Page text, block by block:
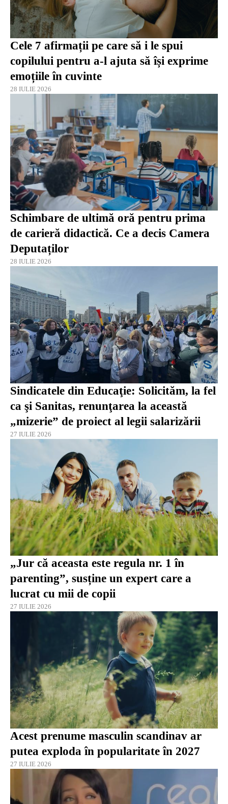
Cele 7 afirmații pe care să i le spui
copilului pentru a-l ajuta să își exprime
emoțiile în cuvinte
28 IULIE 2026
Schimbare de ultimă oră pentru prima
de carieră didactică. Ce a decis Camera
Deputaților
28 IULIE 2026
Sindicatele din Educaţie: Solicităm, la fel
ca şi Sanitas, renunţarea la această
„mizerie” de proiect al legii salarizării
27 IULIE 2026
„Jur că aceasta este regula nr. 1 în
parenting”, susține un expert care a
lucrat cu mii de copii
27 IULIE 2026
Acest prenume masculin scandinav ar
putea exploda în popularitate în 2027
27 IULIE 2026